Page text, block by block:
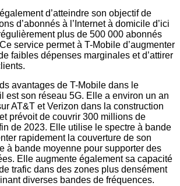
d’atteindre son objectif de
d’abonnés à l’Internet à domicile d’ici
plus de 500 000 abonnés
service permet à T-Mobile d’augmenter
faibles dépenses marginales et d’attirer
avantages de T-Mobile dans le
est son réseau 5G. Elle a environ un an
AT&T et Verizon dans la construction
prévoit de couvrir 300 millions de
de 2023. Elle utilise le spectre à bande
rapidement la couverture de son
à bande moyenne pour supporter des
Elle augmente également sa capacité
trafic dans des zones plus densément
diverses bandes de fréquences.